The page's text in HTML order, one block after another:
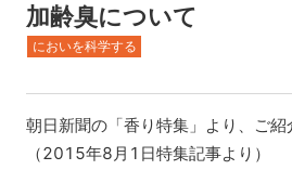
加齢臭について
においを科学する
朝日新聞の「香り特集」より、ご紹
（2015年8月1日特集記事より）